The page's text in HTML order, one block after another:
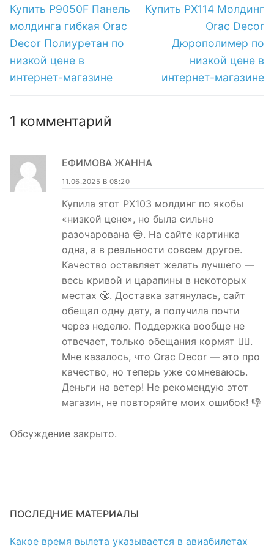
магазине
по
записям
Предыдущая
запись:
Купить P9050F Панель
молдинга гибкая Orac
Decor Полиуретан по
низкой цене в
интернет-магазине
Следующая
Купить PX114 Молдинг
Orac Decor
Дюрополимер по
низкой цене в
интернет-магазине
1 комментарий
ЕФИМОВА ЖАННА
11.06.2025 В 08:20
Купила этот PX103 молдинг по якобы
«низкой цене», но была сильно
разочарована 😒. На сайте картинка
одна, а в реальности совсем другое.
Качество оставляет желать лучшего —
весь кривой и царапины в некоторых
местах 😤. Доставка затянулась, сайт
обещал одну дату, а получила почти
через неделю. Поддержка вообще не
отвечает, только обещания кормят 🤷‍♀️.
Мне казалось, что Orac Decor — это про
качество, но теперь уже сомневаюсь.
Деньги на ветер! Не рекомендую этот
магазин, не повторяйте моих ошибок! 👎
Обсуждение закрыто.
ПОСЛЕДНИЕ МАТЕРИАЛЫ
Какое время вылета указывается в авиабилетах